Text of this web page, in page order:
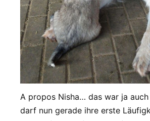
A propos Nisha… das war ja auch
darf nun gerade ihre erste